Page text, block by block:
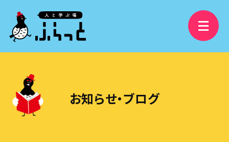
精華学園高等学校 岐阜校
フリースクールふらっと
お知らせ・ブログ